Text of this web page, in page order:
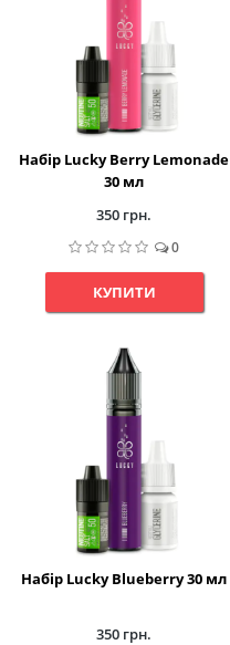
Набір Lucky Berry Lemonade
30 мл
350 грн.
0
КУПИТИ
Набір Lucky Blueberry 30 мл
350 грн.